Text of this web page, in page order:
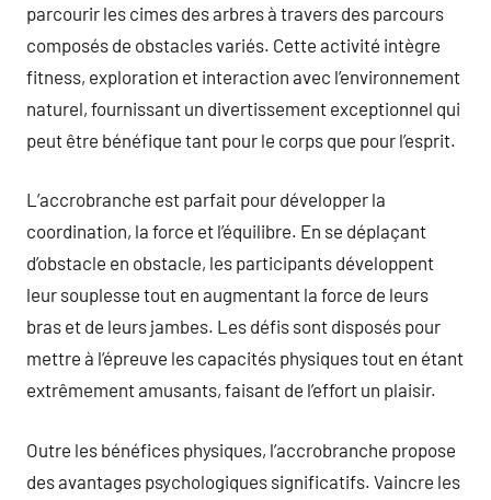
parcourir les cimes des arbres à travers des parcours
composés de obstacles variés. Cette activité intègre
fitness, exploration et interaction avec l’environnement
naturel, fournissant un divertissement exceptionnel qui
peut être bénéfique tant pour le corps que pour l’esprit.
L’accrobranche est parfait pour développer la
coordination, la force et l’équilibre. En se déplaçant
d’obstacle en obstacle, les participants développent
leur souplesse tout en augmentant la force de leurs
bras et de leurs jambes. Les défis sont disposés pour
mettre à l’épreuve les capacités physiques tout en étant
extrêmement amusants, faisant de l’effort un plaisir.
Outre les bénéfices physiques, l’accrobranche propose
des avantages psychologiques significatifs. Vaincre les